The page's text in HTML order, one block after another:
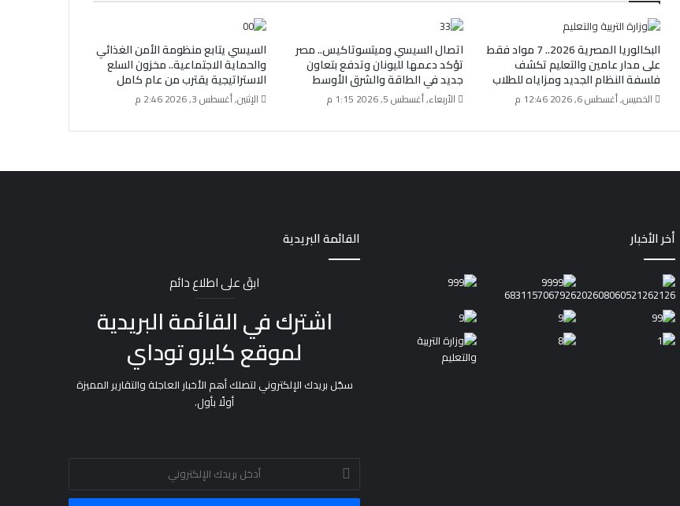
البكالوريا المصرية 2026.. 7 مواد فقط
على مدار عامين والتعليم تكشف
فلسفة النظام الجديد ومزاياه للطلاب
الخميس, أغسطس 6, 2026 12:46 م
اتصال السيسي وميتسوتاكيس.. مصر
تؤكد دعمها لليونان وتدفع بتعاون
جديد في الطاقة والشرق الأوسط
الأربعاء, أغسطس 5, 2026 1:15 م
السيسي يتابع منظومة الأمن الغذائي
والحماية الاجتماعية.. مخزون السلع
الاستراتيجية يقترب من عام كامل
الإثنين, أغسطس 3, 2026 2:46 م
أخر الأخبار
القائمة البريدية
ابقَ على اطلاع دائم
اشترك في القائمة البريدية
لموقع كايرو توداي
سجّل بريدك الإلكتروني لتصلك أهم الأخبار العاجلة والتقارير المميزة
أولًا بأول.
أدخل
بريدك
الإلكتروني